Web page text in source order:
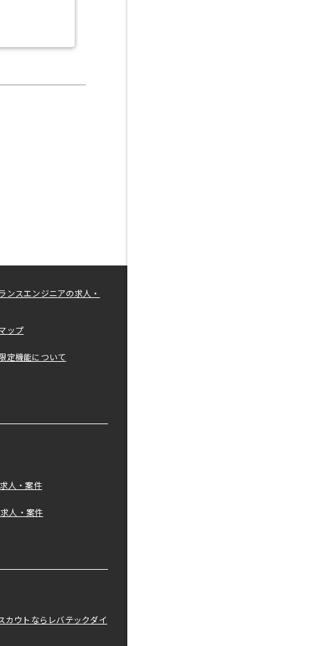
ンスエンジニアの求人・
ップ
定機能について
人・案件
人・案件
カウトならレバテックダイ